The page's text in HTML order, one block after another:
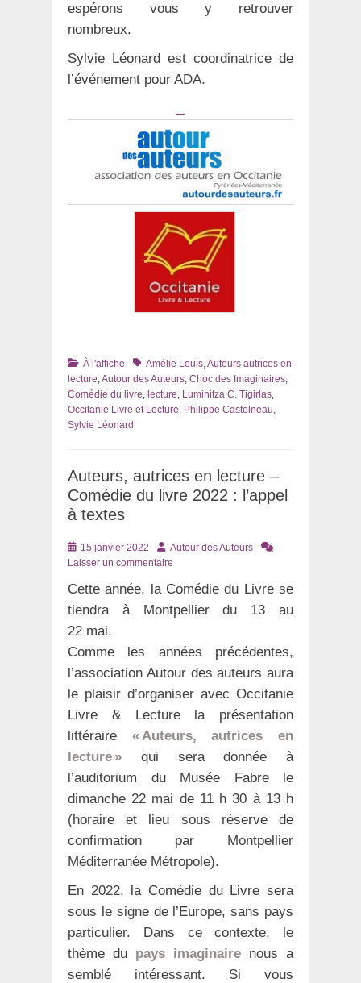
espérons vous y retrouver
nombreux.
Sylvie Léonard est coordinatrice de
l’événement pour ADA.
Catégories
À l'affiche TagsAmélie Louis,Auteurs autrices en
lecture,Autour des Auteurs, Choc des Imaginaires,
Comédie du livre, lecture, Luminitza C. Tigirlas,
Occitanie Livre et Lecture, Philippe Castelneau,
Sylvie Léonard
Auteurs, autrices en lecture –
Comédie du livre 2022 : l’appel
à textes
Posté
le
15 janvier 2022 AuteurAutour des Auteurs
Laisser un commentaire
Cette année, la Comédie du Livre se
tiendra à Montpellier du 13 au
22 mai.
Comme les années précédentes,
l’association Autour des auteurs aura
le plaisir d’organiser avec Occitanie
Livre & Lecture la présentation
littéraire « Auteurs, autrices en
lecture » qui sera donnée à
l’auditorium du Musée Fabre le
dimanche 22 mai de 11 h 30 à 13 h
(horaire et lieu sous réserve de
confirmation par Montpellier
Méditerranée Métropole).
En 2022, la Comédie du Livre sera
sous le signe de l’Europe, sans pays
particulier. Dans ce contexte, le
thème du pays imaginaire nous a
semblé intéressant. Si vous